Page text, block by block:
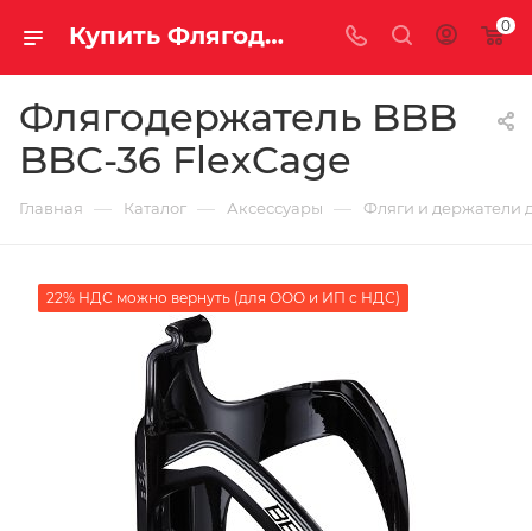
Купить Флягодержатель BBB BBC-36 FlexCage за рублей, а со скидкой 0
Флягодержатель BBB
BBC-36 FlexCage
Главная — Каталог — Аксессуары — Фляги и держатели
22% НДС можно вернуть (для ООО и ИП с НДС)